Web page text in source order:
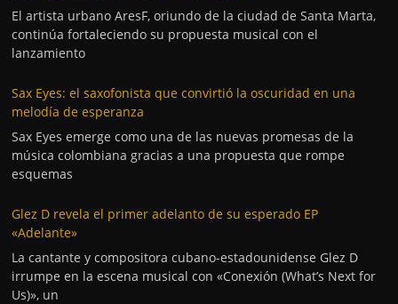
El artista urbano AresF, oriundo de la ciudad de Santa Marta,
continúa fortaleciendo su propuesta musical con el
lanzamiento
Sax Eyes: el saxofonista que convirtió la oscuridad en una
melodía de esperanza
Sax Eyes emerge como una de las nuevas promesas de la
música colombiana gracias a una propuesta que rompe
esquemas
Glez D revela el primer adelanto de su esperado EP
«Adelante»
La cantante y compositora cubano-estadounidense Glez D
irrumpe en la escena musical con «Conexión (What’s Next for
Us)», un